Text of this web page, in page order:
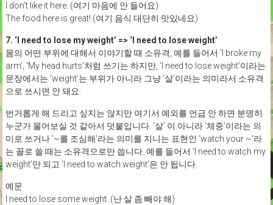
I don’t like it here. (여기 마음에 안 들어요)
The food here is great! (여기 음식 대단히 맛있네요)
7. ‘I need to lose my weight’ => ‘I need to lose weight’
몸의 어떤 부위에 대해서 이야기할 때 소유격, 예를 들어서 ‘I broke my
arm’, ‘My head hurts’처럼 쓰기는 하지만, ‘I need to lose weight’이라는
문장에서는 ‘weight’는 부위가 아니라 그냥 ‘살’이라는 의미라서 소유격
으로 쓰시면 안 돼요.
번거롭게 해 드리고 싶지는 않지만 여기서 예외를 언급 안 하면 분명히
누군가 물어보실 것 같아서 덧붙입니다. ‘살’ 이 아니라 ‘체중’이라는 의
미로 쓰거나 ’~를 조심해’라는 의미를 지니는 표현인 ‘watch your ~’라
는 꼴로 쓸 때는 소유격으로만 씁니다. 예를 들어서 ‘I need to watch my
weight’만 되고 ‘I need to watch weight’은 안 됩니다.
예문
I need to lose some weight. (난 살 좀 빼야 해)